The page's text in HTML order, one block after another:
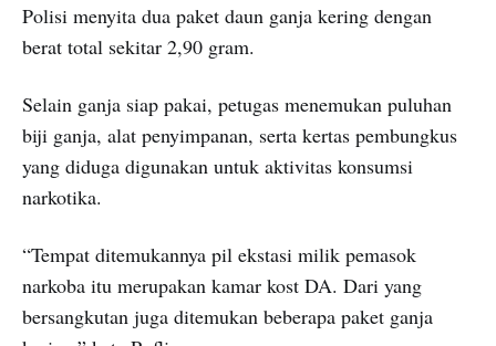
Polisi menyita dua paket daun ganja kering dengan
berat total sekitar 2,90 gram.
Selain ganja siap pakai, petugas menemukan puluhan
biji ganja, alat penyimpanan, serta kertas pembungkus
yang diduga digunakan untuk aktivitas konsumsi
narkotika.
“Tempat ditemukannya pil ekstasi milik pemasok
narkoba itu merupakan kamar kost DA. Dari yang
bersangkutan juga ditemukan beberapa paket ganja